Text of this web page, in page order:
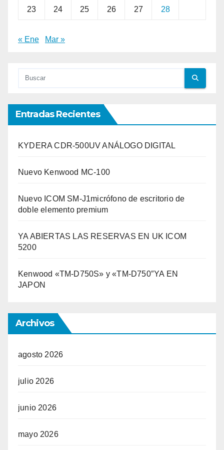
23 24 25 26 27 28
« Ene Mar »
Entradas Recientes
KYDERA CDR-500UV ANÁLOGO DIGITAL
Nuevo Kenwood MC-100
Nuevo ICOM SM-J1micrófono de escritorio de
doble elemento premium
YA ABIERTAS LAS RESERVAS EN UK ICOM
5200
Kenwood «TM-D750S» y «TM-D750″YA EN
JAPON
Archivos
agosto 2026
julio 2026
junio 2026
mayo 2026